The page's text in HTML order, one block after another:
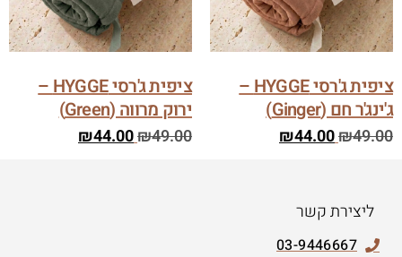
ציפית ג'רסי HYGGE –
ג'ינג'ר חם (Ginger)
₪49.00
₪44.00
ציפית ג'רסי HYGGE –
ירוק מרווה (Green)
₪49.00
₪44.00
ליצירת קשר
03-9446667